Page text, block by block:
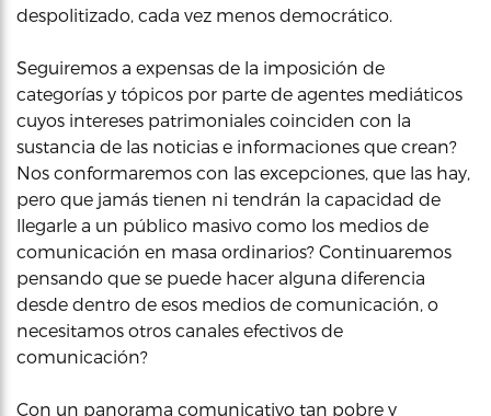
despolitizado, cada vez menos democrático.
Seguiremos a expensas de la imposición de
categorías y tópicos por parte de agentes mediáticos
cuyos intereses patrimoniales coinciden con la
sustancia de las noticias e informaciones que crean?
Nos conformaremos con las excepciones, que las hay,
pero que jamás tienen ni tendrán la capacidad de
llegarle a un público masivo como los medios de
comunicación en masa ordinarios? Continuaremos
pensando que se puede hacer alguna diferencia
desde dentro de esos medios de comunicación, o
necesitamos otros canales efectivos de
comunicación?
Con un panorama comunicativo tan pobre y